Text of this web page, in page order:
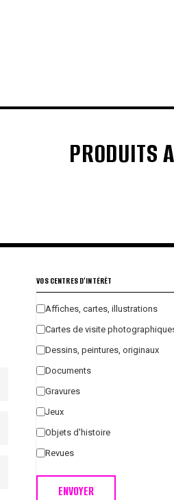
PRODUITS
VOS CENTRES D'INTÉRÊT
Affiches, cartes, illustrations
Cartes de visite
Dessins, peintures, originaux
Documents
Gravures
Jeux
Objets d'histoire
Revues
ENVOYER